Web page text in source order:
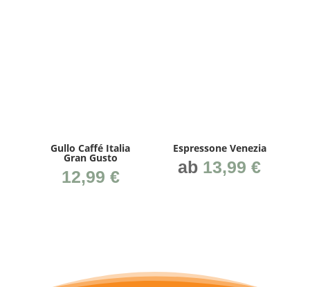
Gul­lo Caf­fé Ita­lia
Gran Gusto
12,99 €
Espres­so­ne Venezia
ab 13,99€